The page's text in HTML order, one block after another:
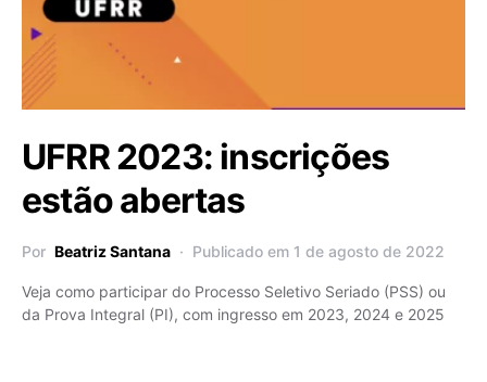
UFRR 2023: inscrições
estão abertas
Por Beatriz Santana Publicado em 1 de agosto de 2022
Veja como participar do Processo Seletivo Seriado (PSS) ou
da Prova Integral (PI), com ingresso em 2023, 2024 e 2025